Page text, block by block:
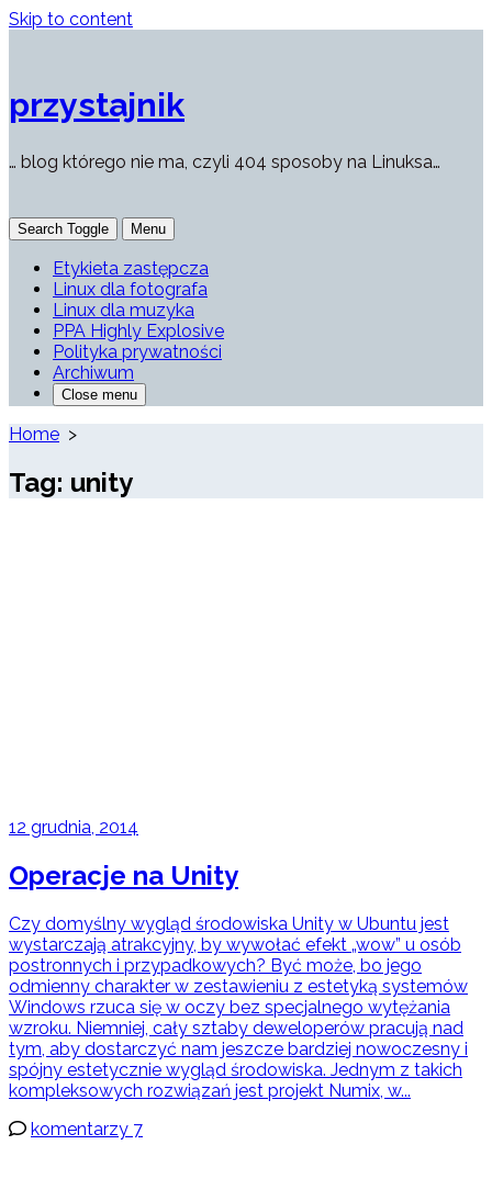
Skip to content
przystajnik
… blog którego nie ma, czyli 404 sposoby na Linuksa…
Search Toggle Menu
Etykieta zastępcza
Linux dla fotografa
Linux dla muzyka
PPA Highly Explosive
Polityka prywatności
Archiwum
Close menu
Home >
Tag: unity
12 grudnia, 2014
Operacje na Unity
Czy domyślny wygląd środowiska Unity w Ubuntu jest
wystarczają atrakcyjny, by wywołać efekt „wow” u osób
postronnych i przypadkowych? Być może, bo jego
odmienny charakter w zestawieniu z estetyką systemów
Windows rzuca się w oczy bez specjalnego wytężania
wzroku. Niemniej, cały sztaby deweloperów pracują nad
tym, aby dostarczyć nam jeszcze bardziej nowoczesny i
spójny estetycznie wygląd środowiska. Jednym z takich
kompleksowych rozwiązań jest projekt Numix, w...
komentarzy 7